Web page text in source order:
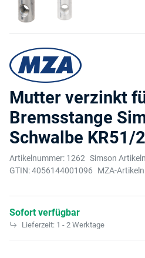
Mutter verzinkt
Bremsstange
Schwalbe KR51/2
Artikelnummer: 1262 Simson
GTIN:4056144001096 MZA-
Sofort verfügbar
Lieferzeit: 1 - 2 Werktage